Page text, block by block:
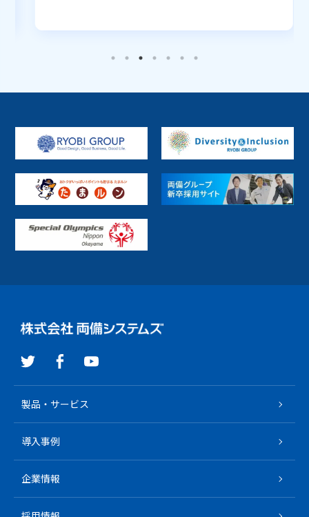
ミドルウェア開発・基盤
地方公共 電車／バス インフラ
生産ライン
提供サービス
受託開発
ファンド
R-Cloud クラウドインテグレーション
製品・サービス
導入事例
企業情報